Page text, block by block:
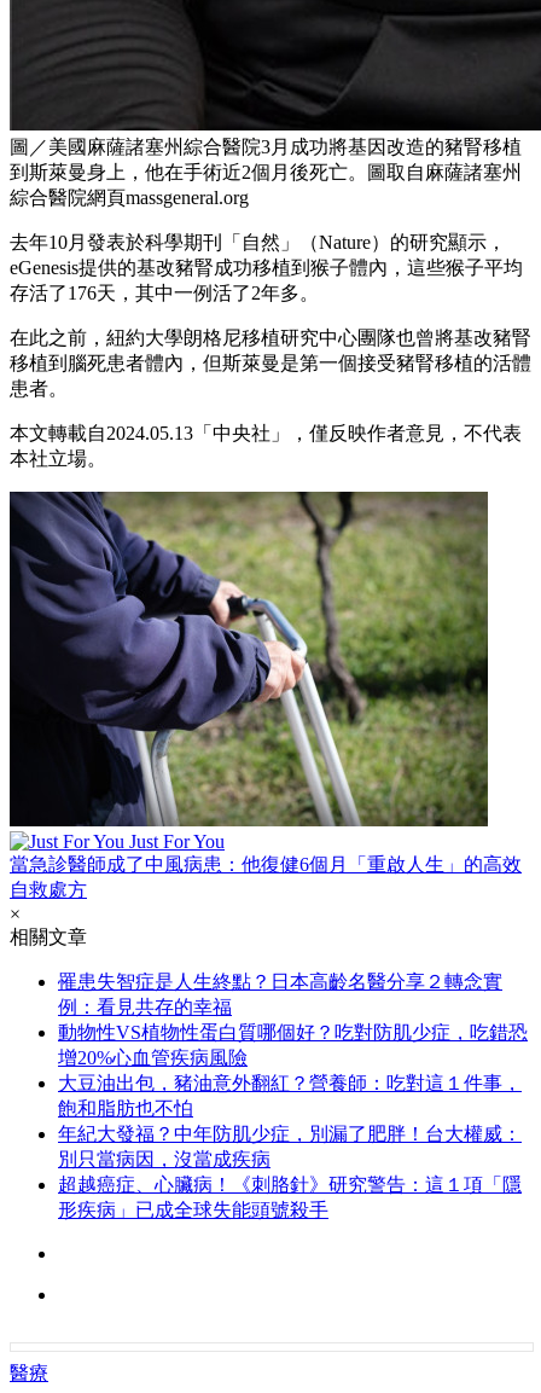
圖／美國麻薩諸塞州綜合醫院3月成功將基因改造的豬腎移植
到斯萊曼身上，他在手術近2個月後死亡。圖取自麻薩諸塞州
綜合醫院網頁massgeneral.org
去年10月發表於科學期刊「自然」（Nature）的研究顯示，
eGenesis提供的基改豬腎成功移植到猴子體內，這些猴子平均
存活了176天，其中一例活了2年多。
在此之前，紐約大學朗格尼移植研究中心團隊也曾將基改豬腎
移植到腦死患者體內，但斯萊曼是第一個接受豬腎移植的活體
患者。
本文轉載自2024.05.13「中央社」，僅反映作者意見，不代表
本社立場。
Just For You
當急診醫師成了中風病患：他復健6個月「重啟人生」的高效
自救處方
×
相關文章
罹患失智症是人生終點？日本高齡名醫分享２轉念實
例：看見共存的幸福
動物性VS植物性蛋白質哪個好？吃對防肌少症，吃錯恐
增20%心血管疾病風險
大豆油出包，豬油意外翻紅？營養師：吃對這１件事，
飽和脂肪也不怕
年紀大發福？中年防肌少症，別漏了肥胖！台大權威：
別只當病因，沒當成疾病
超越癌症、心臟病！《刺胳針》研究警告：這１項「隱
形疾病」已成全球失能頭號殺手
醫療